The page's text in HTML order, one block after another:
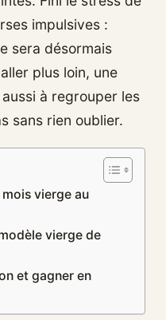
impulsives :
sera désormais
plus loin, une
à regrouper les
sans rien oublier.
vierge au
vierge de
et gagner en